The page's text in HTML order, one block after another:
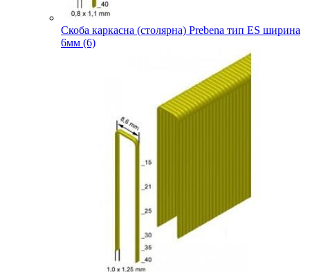
Скоба каркасна (столярна) Prebena тип ES ширина
6мм (6)